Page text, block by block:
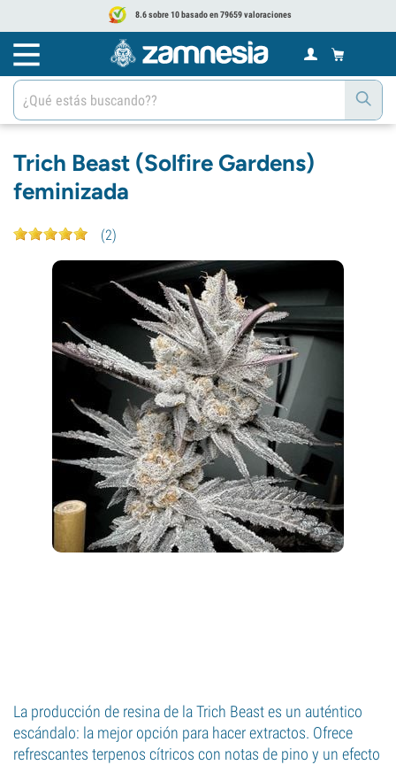
8.6 sobre 10 basado en 79659 valoraciones
Trich Beast (Solfire Gardens)
feminizada
(2)
La producción de resina de la Trich Beast es un auténtico
escándalo: la mejor opción para hacer extractos. Ofrece
refrescantes terpenos cítricos con notas de pino y un efecto